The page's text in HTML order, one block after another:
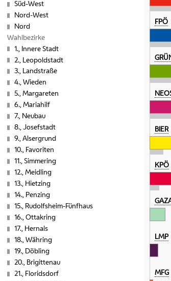
FPÖ
BIER
KPÖ
LMP
MFG
Süd-West
Nord-West
Nord
Wahlbezirke
1., Innere Stadt
2., Leopoldstadt
3., Landstraße
4., Wieden
5., Margareten
6., Mariahilf
7., Neubau
8., Josefstadt
9., Alsergrund
10., Favoriten
11., Simmering
12., Meidling
13., Hietzing
14., Penzing
15., Rudolfsheim-Fünfhaus
16., Ottakring
17., Hernals
18., Währing
19., Döbling
20., Brigittenau
21., Floridsdorf